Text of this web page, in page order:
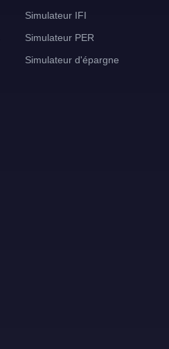
Simulateur IFI
Simulateur PER
Simulateur d'épargne